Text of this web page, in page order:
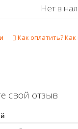
Нет в
Как оплатить? Как
свой отзыв